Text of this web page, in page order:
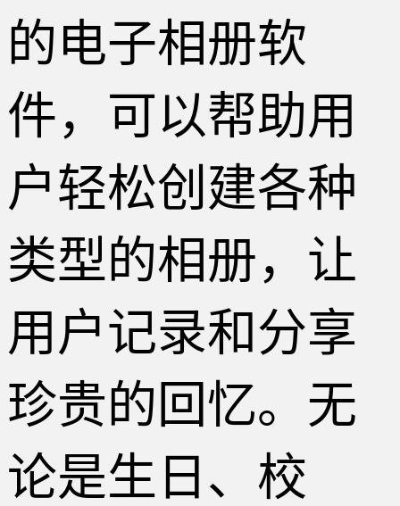
的电子相册软
件，可以帮助用
户轻松创建各种
类型的相册，让
用户记录和分享
珍贵的回忆。无
论是生日、校